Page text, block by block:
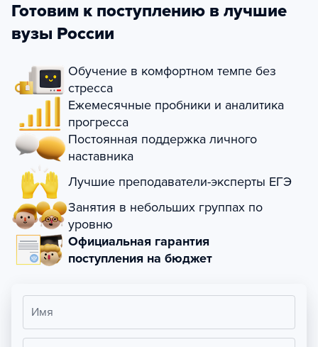
Готовим к поступлению в лучшие
вузы России
Обучение в комфортном темпе без
стресса
Ежемесячные пробники и аналитика
прогресса
Постоянная поддержка личного
наставника
Лучшие преподаватели-эксперты ЕГЭ
Занятия в небольших группах по
уровню
Официальная гарантия
поступления на бюджет
Имя